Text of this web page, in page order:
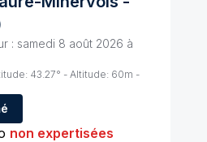
: samedi 8 août 2026 à
43.27° - Altitude: 60m -
non expertisées